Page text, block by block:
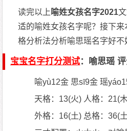
读完以上 喻姓女孩名字2021
适的喻姓女孩名字呢？接下
格分析法分析喻思瑶名字好不
宝宝名字打分测试：喻思瑶
喻yù12金 思sī9金 瑶
天格：13(火) 人格：21(
外格：16(土) 总格：36(